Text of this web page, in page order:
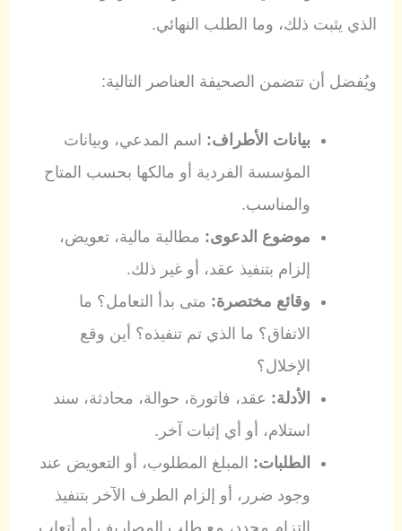
الذي يثبت ذلك، وما الطلب النهائي.
ويُفضل أن تتضمن الصحيفة العناصر التالية:
بيانات الأطراف: اسم المدعي، وبيانات
المؤسسة الفردية أو مالكها بحسب المتاح
والمناسب.
موضوع الدعوى: مطالبة مالية، تعويض،
إلزام بتنفيذ عقد، أو غير ذلك.
وقائع مختصرة: متى بدأ التعامل؟ ما
الاتفاق؟ ما الذي تم تنفيذه؟ أين وقع
الإخلال؟
الأدلة: عقد، فاتورة، حوالة، محادثة، سند
استلام، أو أي إثبات آخر.
الطلبات: المبلغ المطلوب، أو التعويض عند
وجود ضرر، أو إلزام الطرف الآخر بتنفيذ